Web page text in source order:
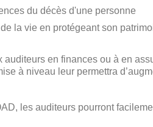
du décès d'une personne
la vie en protégeant son
auditeurs en finances ou à en
à niveau leur permettra
les auditeurs pourront